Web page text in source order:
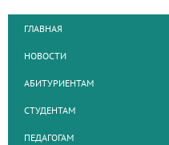
ГЛАВНАЯ
НОВОСТИ
АБИТУРИЕНТАМ
СТУДЕНТАМ
ПЕДАГОГАМ